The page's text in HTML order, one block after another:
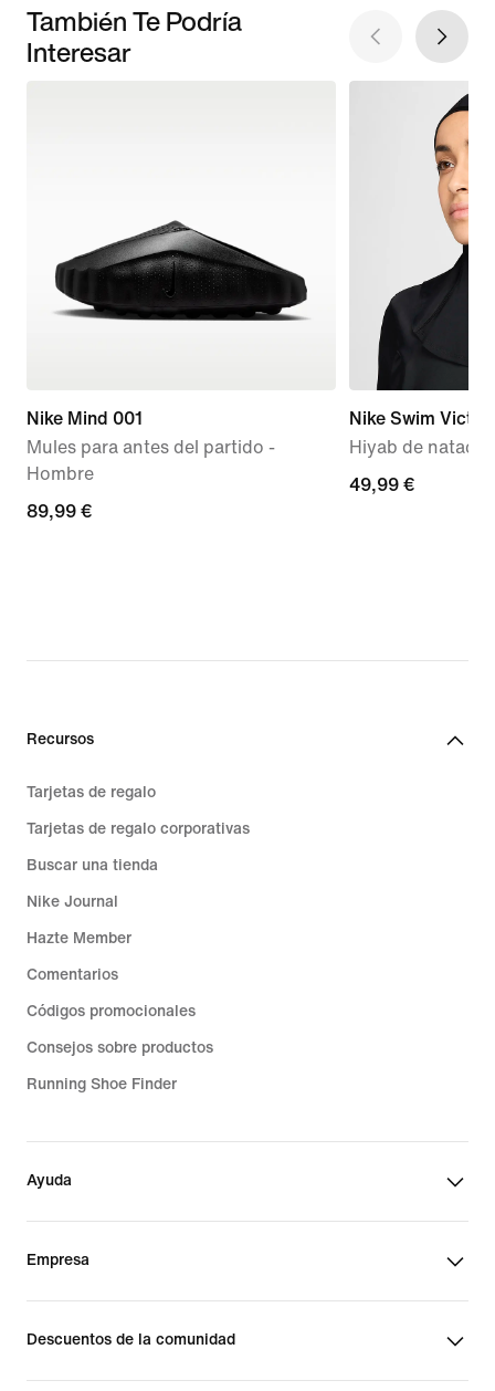
También Te Podría
Interesar
Nike Mind 001
Mules para antes del partido -
Hombre
89,99 €
89,99 €
Nike Swim
Hiyab de
49,99 €
49,99 €
Recursos
Tarjetas de regalo
Tarjetas de regalo corporativas
Buscar una tienda
Nike Journal
Hazte Member
Comentarios
Códigos promocionales
Consejos sobre productos
Running Shoe Finder
Ayuda
Empresa
Descuentos de la comunidad